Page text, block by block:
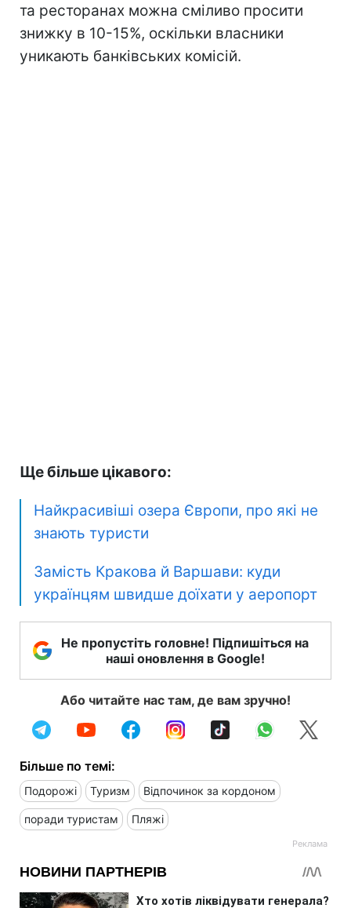
та ресторанах можна сміливо просити
знижку в 10-15%, оскільки власники
уникають банківських комісій.
Ще більше цікавого:
Найкрасивіші озера Європи, про які не
знають туристи
Замість Кракова й Варшави: куди
українцям швидше доїхати у аеропорт
Не пропустіть головне! Підпишіться на
наші оновлення в Google!
Або читайте нас там, де вам зручно!
Більше по темі:
Подорожі Туризм Відпочинок за кордоном
поради туристам Пляжі